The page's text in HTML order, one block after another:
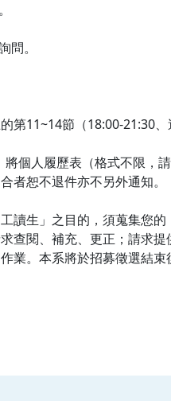
。
第11~14節（18:00-21:30、
將個人履歷表（格式不限
者恕不退件亦不另外通知。
讀生」之目的，須蒐集您
查閱、補充、更正；請求
業。本系將於招募徵選結束